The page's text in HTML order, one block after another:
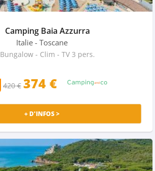
Camping Baia Azzurra
Italie - Toscane
Bungalow - Clim - TV 3 pers.
420 € 374 €
+ D'INFOS >